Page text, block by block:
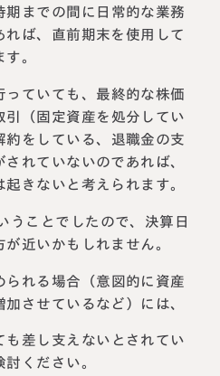
大阪事務所
〒530-0017
阪急グランドビル20階
期までの間に日常的な業務
れば、直前期末を使用して
。
っていても、最終的な株価
引（固定資産を処分してい
約をしている、退職金の支
れていないのであれば、
きないと考えられます。
うことでしたので、決算日
近いかもしれません。
れる場合（意図的に資産
させているなど）には、
も差し支えないとされてい
ください。